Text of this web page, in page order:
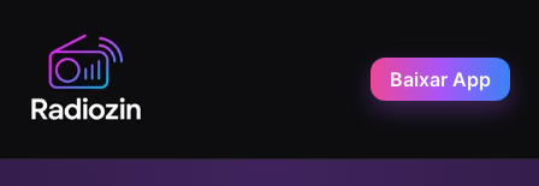
Baixar App